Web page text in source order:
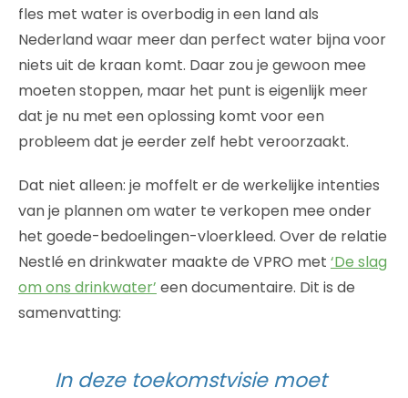
fles met water is overbodig in een land als
Nederland waar meer dan perfect water bijna voor
niets uit de kraan komt. Daar zou je gewoon mee
moeten stoppen, maar het punt is eigenlijk meer
dat je nu met een oplossing komt voor een
probleem dat je eerder zelf hebt veroorzaakt.
Dat niet alleen: je moffelt er de werkelijke intenties
van je plannen om water te verkopen mee onder
het goede-bedoelingen-vloerkleed. Over de relatie
Nestlé en drinkwater maakte de VPRO met ‘De slag
om ons drinkwater’ een documentaire. Dit is de
samenvatting:
In deze toekomstvisie moet